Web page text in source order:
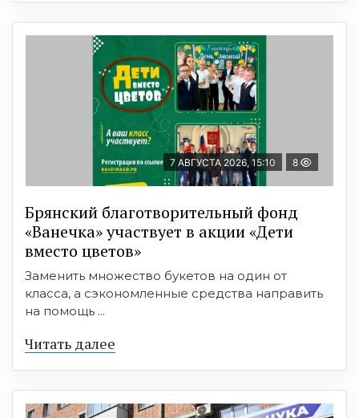
7 АВГУСТА 2026, 15:10 8
Брянский благотворительный фонд
«Ванечка» участвует в акции «Дети
вместо цветов»
Заменить множество букетов на один от
класса, а сэкономленные средства направить
на помощь ...
Читать далее